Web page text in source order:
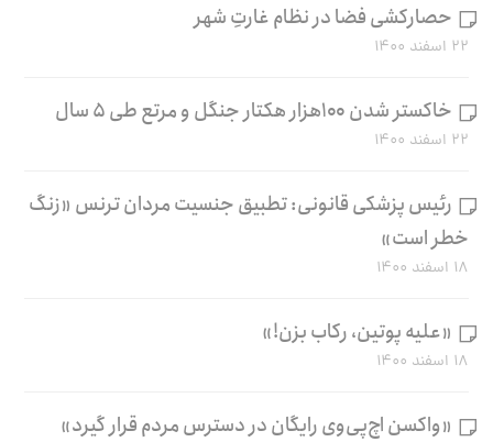
حصارکشی فضا در نظام غارتِ شهر
۲۲ اسفند ۱۴۰۰
خاکستر شدن ۱۰۰هزار هکتار جنگل و مرتع طی ۵ سال
۲۲ اسفند ۱۴۰۰
رئیس پزشکی قانونی: تطبیق جنسیت مردان ترنس «زنگ
خطر است»
۱۸ اسفند ۱۴۰۰
«علیه پوتین، رکاب بزن!»
۱۸ اسفند ۱۴۰۰
«واکسن اچ‌پی‌وی رایگان در دسترس مردم قرار گیرد»